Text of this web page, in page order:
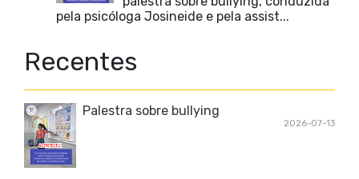
pela psicóloga Josineide e pela assist...
Recentes
Palestra sobre bullying
2026-07-13